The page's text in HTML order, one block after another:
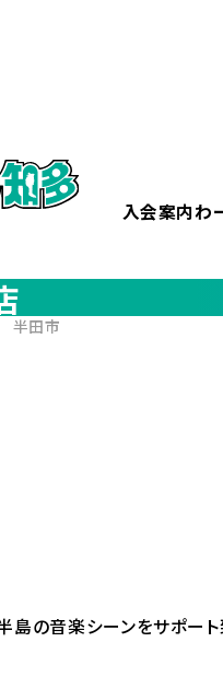
入会案内わ
半田市
の音楽シーンをサポート